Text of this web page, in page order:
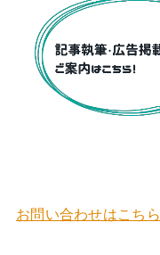
お問い合わせはこちら